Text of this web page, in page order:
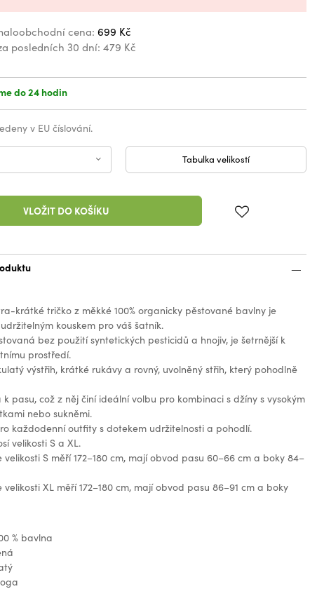
cena: 699 Kč
posledních 30 dní: 479 Kč
do 24 hodin
v EU číslování.
Tabulka velikostí
VLOŽIT DO KOŠÍKU
krátké tričko z měkké 100% organicky pěstované bavlny je
kouskem pro váš šatník.
bez použití syntetických pesticidů a hnojiv, je šetrnější k
prostředí.
výstřih, krátké rukávy a rovný, uvolněný střih, který pohodlně
k pasu, což z něj činí ideální volbu pro kombinaci s džíny s vysokým
nebo sukněmi.
každodenní outfity s dotekem udržitelnosti a pohodlí.
velikosti S a XL.
velikosti S měří 172–180 cm, mají obvod pasu 60–66 cm a boky 84–
velikosti XL měří 172–180 cm, mají obvod pasu 86–91 cm a boky
% bavlna